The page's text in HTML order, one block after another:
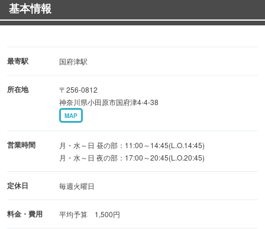
基本情報
最寄駅 国府津駅
所在地
〒256-0812
神奈川県小田原市国府津4-4-38
MAP
営業時間
月・水～日 昼の部：11:00～14:45(L.O.14:45)
月・水～日 夜の部：17:00～20:45(L.O.20:45)
定休日 毎週火曜日
料金・費用 平均予算 1,500円